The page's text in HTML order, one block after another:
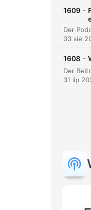
1609 -
03 sie
1608 -
31 lip